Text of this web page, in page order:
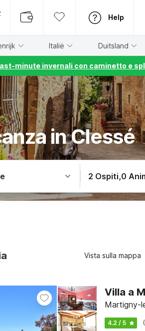
Help
Italië Duitsland
minute invernali con caminetto e
in Clessé
2 Ospiti,0
Vista sulla mappa
Villa a
Martigny-
4.2 / 5